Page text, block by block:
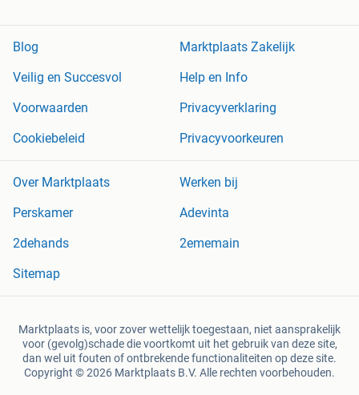
Blog
Marktplaats Zakelijk
Veilig en Succesvol
Help en Info
Voorwaarden
Privacyverklaring
Cookiebeleid
Privacyvoorkeuren
Over Marktplaats
Werken bij
Perskamer
Adevinta
2dehands
2ememain
Sitemap
Marktplaats is, voor zover wettelijk toegestaan, niet aansprakelijk
voor (gevolg)schade die voortkomt uit het gebruik van deze site,
dan wel uit fouten of ontbrekende functionaliteiten op deze site.
Copyright © 2026 Marktplaats B.V. Alle rechten voorbehouden.